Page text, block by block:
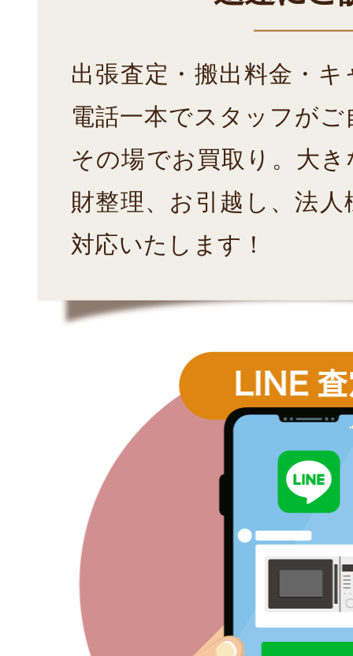
出張査定・搬出料金・
電話一本でスタッフが
その場でお買取り。大
財整理、お引越し、法
対応いたします！